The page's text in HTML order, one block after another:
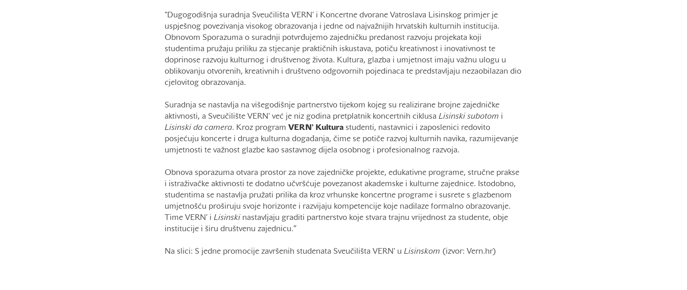
"Dugogodišnja suradnja Sveučilišta VERN' i Koncertne dvorane Vatroslava Lisinskog primjer je
uspješnog povezivanja visokog obrazovanja i jedne od najvažnijih hrvatskih kulturnih institucija.
Obnovom Sporazuma o suradnji potvrđujemo zajedničku predanost razvoju projekata koji
studentima pružaju priliku za stjecanje praktičnih iskustava, potiču kreativnost i inovativnost te
doprinose razvoju kulturnog i društvenog života. Kultura, glazba i umjetnost imaju važnu ulogu u
oblikovanju otvorenih, kreativnih i društveno odgovornih pojedinaca te predstavljaju nezaobilazan dio
cjelovitog obrazovanja.
Suradnja se nastavlja na višegodišnje partnerstvo tijekom kojeg su realizirane brojne zajedničke
aktivnosti, a Sveučilište VERN' već je niz godina pretplatnik koncertnih ciklusa Lisinski subotom i
Lisinski da camera. Kroz program VERN' Kultura studenti, nastavnici i zaposlenici redovito
posjećuju koncerte i druga kulturna događanja, čime se potiče razvoj kulturnih navika, razumijevanje
umjetnosti te važnost glazbe kao sastavnog dijela osobnog i profesionalnog razvoja.
Obnova sporazuma otvara prostor za nove zajedničke projekte, edukativne programe, stručne prakse
i istraživačke aktivnosti te dodatno učvršćuje povezanost akademske i kulturne zajednice. Istodobno,
studentima se nastavlja pružati prilika da kroz vrhunske koncertne programe i susrete s glazbenom
umjetnošću proširuju svoje horizonte i razvijaju kompetencije koje nadilaze formalno obrazovanje.
Time VERN' i Lisinski nastavljaju graditi partnerstvo koje stvara trajnu vrijednost za studente, obje
institucije i širu društvenu zajednicu.“
Na slici: S jedne promocije završenih studenata Sveučilišta VERN' u Lisinskom (izvor: Vern.hr)